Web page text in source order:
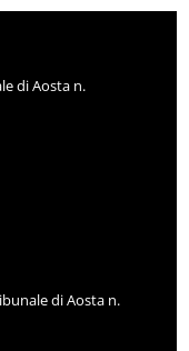
di Aosta n.
di Aosta n.